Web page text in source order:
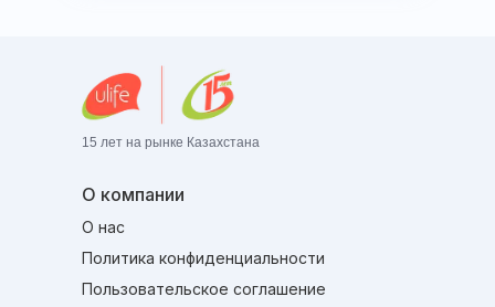
15 лет на рынке Казахстана
О компании
О нас
Политика конфиденциальности
Пользовательское соглашение